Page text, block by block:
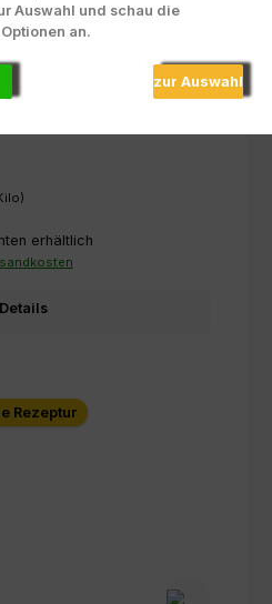
aus je 12 Stk à 3
erhältlich
Details
Rezeptur
Auswahl und schau die
an.
zur Auswahl